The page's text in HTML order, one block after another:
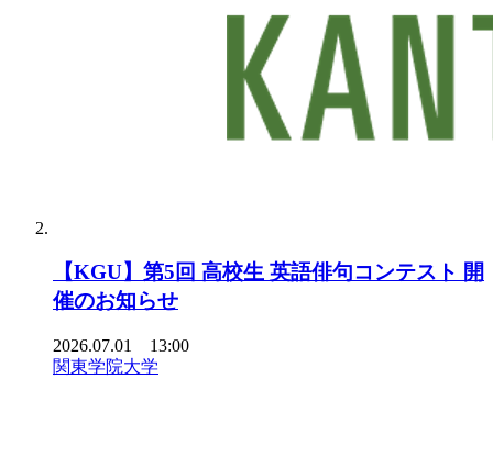
【KGU】第5回 高校生 英語俳句コンテスト 開
催のお知らせ
2026.07.01 13:00
関東学院大学